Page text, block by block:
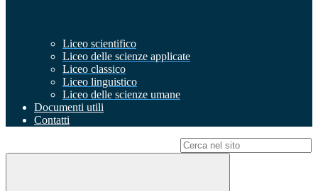
Liceo scientifico
Liceo delle scienze applicate
Liceo classico
Liceo linguistico
Liceo delle scienze umane
Documenti utili
Contatti